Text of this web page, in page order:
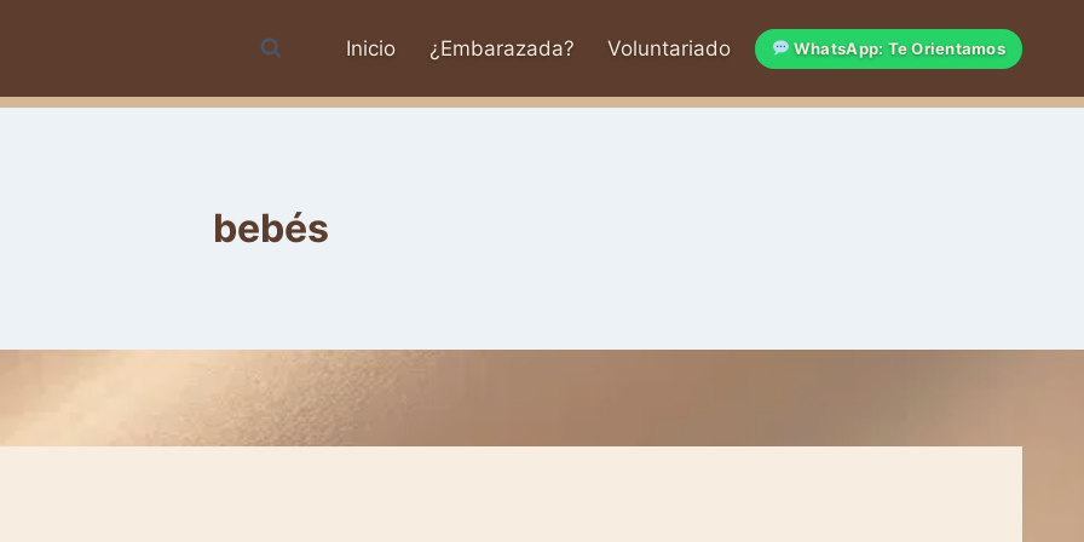
Inicio ¿Embarazada? Voluntariado WhatsApp: Te Orientamos
bebés